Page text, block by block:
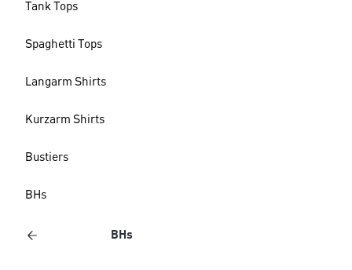
Tank Tops
Spaghetti Tops
Langarm Shirts
Kurzarm Shirts
Bustiers
BHs
BHs